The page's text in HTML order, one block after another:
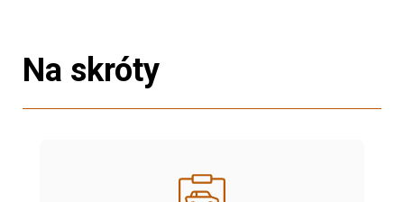
Na skróty